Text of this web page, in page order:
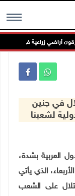
MENU
زراعية في قرية جلجليا
في جنين
لشعبنا
الدول العربية بشدة،
الذي يأتي
على الشعب